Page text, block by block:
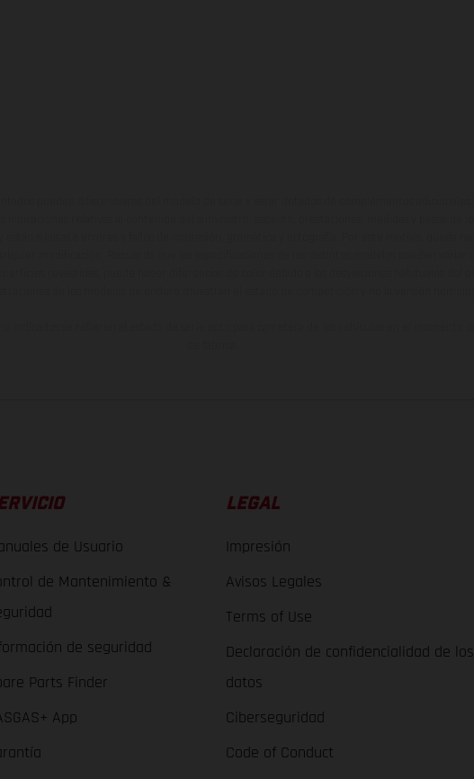
de Usuario
de Mantenimiento &
de seguridad
Parts Finder
App
LEGAL
Impresión
Avisos Legales
Terms of Use
Declaración de confidencialidad de los
datos
Ciberseguridad
Code of Conduct